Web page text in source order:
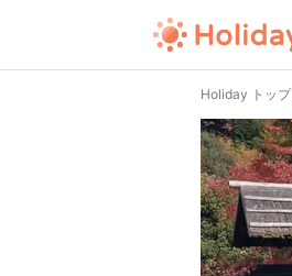
Holiday トップ